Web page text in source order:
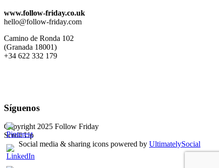
www.follow-friday.co.uk
hello@follow-friday.com
Camino de Ronda 102
(Granada 18001)
+34 622 332 179
Síguenos
Copyright 2025 Follow Friday
Scroll Up
Social media & sharing icons powered by UltimatelySocial